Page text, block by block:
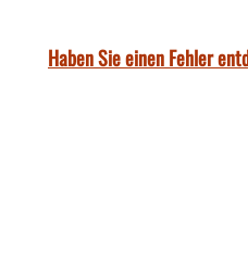
Haben Sie einen Fehler